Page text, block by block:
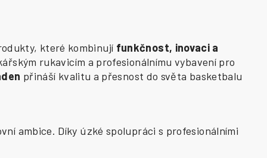
které kombinují funkčnost, inovaci a
rukavicím a profesionálnímu vybavení pro
přináší kvalitu a přesnost do světa basketbalu
ambice. Díky úzké spolupráci s profesionálními